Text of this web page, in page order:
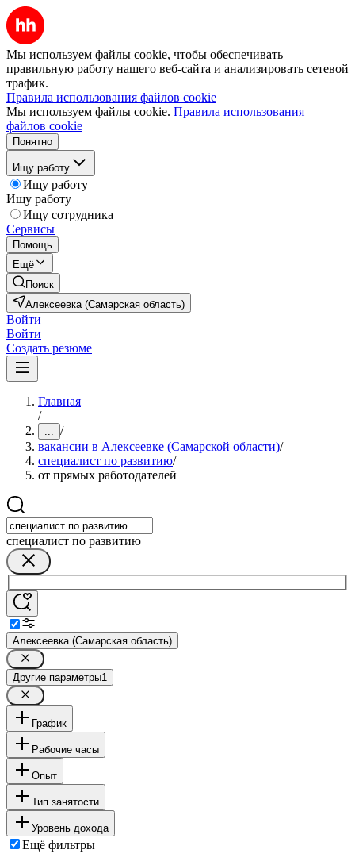
Мы используем файлы cookie, чтобы обеспечивать
правильную работу нашего веб-сайта и анализировать сетевой
трафик.
Правила использования файлов cookie
Мы используем файлы cookie. Правила использования
файлов cookie
Понятно
Ищу работу
Ищу работу
Ищу работу
Ищу сотрудника
Сервисы
Помощь
Ещё
Поиск
Алексеевка (Самарская область)
Войти
Войти
Создать резюме
Главная
/
... /
вакансии в Алексеевке (Самарской области)/
специалист по развитию/
от прямых работодателей
специалист по развитию
Алексеевка (Самарская область)
Другие параметры1
График
Рабочие часы
Опыт
Тип занятости
Уровень дохода
Ещё фильтры